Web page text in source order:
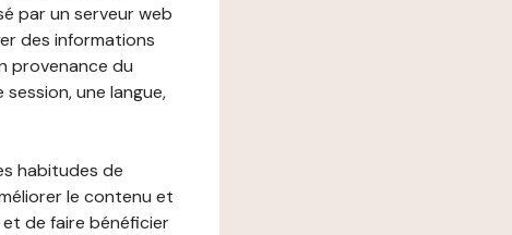
par un serveur web
des informations
provenance du
une langue,
habitudes de
le contenu et
de faire bénéficier